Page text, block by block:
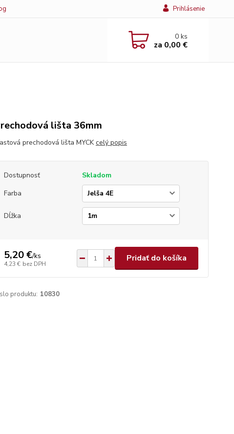
Prihlásenie
0ks
za 0,00 €
lišta 36mm
prechodová lišta MYCKcelý popis
Dostupnosť
Skladom
Farba
Dĺžka
5,20 €/ks
4,23 € bez DPH
Pridať do košíka
produktu: 10830